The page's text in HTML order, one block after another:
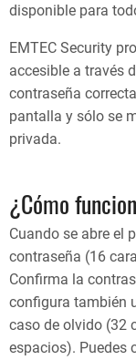
disponible para
EMTEC Security
accesible a través
contraseña
pantalla y sólo se
privada.
¿Cómo
Cuando se abre el
contraseña (16
Confirma la
configura también
caso de olvido (32
espacios). Puedes